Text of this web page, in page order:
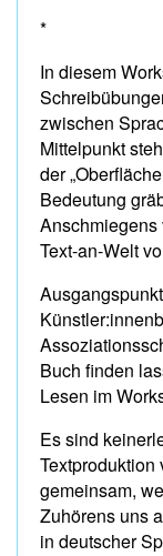
*
In diesem
zwischen
Mittelpunkt
der
Bedeutung
Anschmiegens
Text-an-Welt
Buch finden
Lesen im
Es sind
gemeinsam,
Zuhörens uns
in deutscher